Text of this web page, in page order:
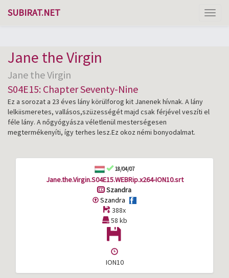
SUBIRAT.NET
Jane the Virgin
Jane the Virgin
S04E15: Chapter Seventy-Nine
Ez a sorozat a 23 éves lány körülforog kit Janenek hívnak. A lány
lelkiismeretes, vallásos,szüzességét majd csak férjével veszíti el
féle lány. A nőgyógyásza véletlenül mesterségesen
megtermékenyíti, így terhes lesz.Ez okoz némi bonyodalmat.
18/04/07
Jane.the.Virgin.S04E15.WEBRip.x264-ION10.srt
Szandra
Szandra
388x
58 kb
ION10